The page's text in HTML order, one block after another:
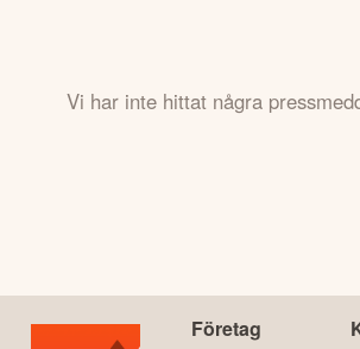
Vi har inte hittat några
Företag